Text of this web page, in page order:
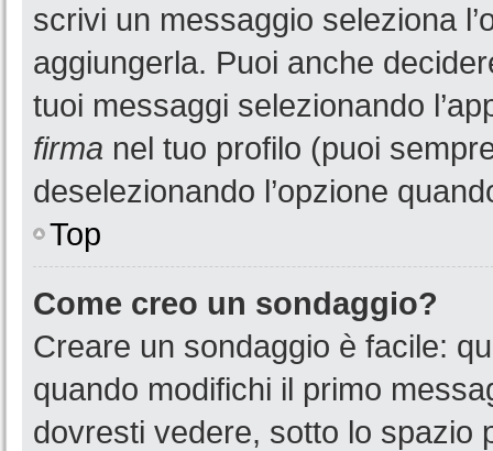
scrivi un messaggio seleziona
aggiungerla. Puoi anche
tuoi messaggi selezionando
firma nel tuo profilo (puoi
deselezionando l’opzione
Top
Come creo un sondaggio?
Creare un sondaggio è facile:
quando modifichi il primo
dovresti vedere, sotto lo spazio